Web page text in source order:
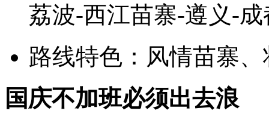
荔波-西江苗寨-遵义-成
路线特色：风情苗寨
国庆不加班必须出去浪